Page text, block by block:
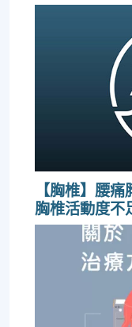
【胸椎】腰
胸椎活動度不